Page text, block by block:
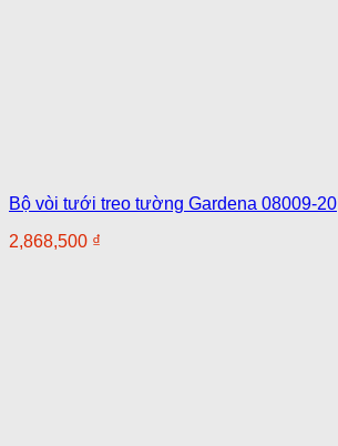
Bộ vòi tưới treo tường Gardena 08009-20
2,868,500 ₫